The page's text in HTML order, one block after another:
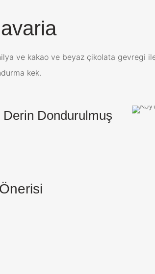
ve kakao ve beyaz çikolata gevregi
kek.
Derin Dondurulmuş